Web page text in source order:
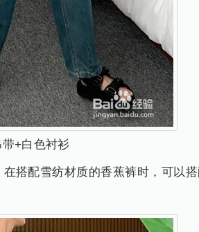
+白色衬衫
搭配雪纺材质的香蕉裤时，可以